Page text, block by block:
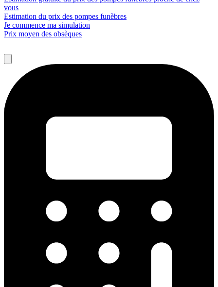
vous
Estimation du prix des pompes funèbres
Je commence ma simulation
Prix moyen des obsèques